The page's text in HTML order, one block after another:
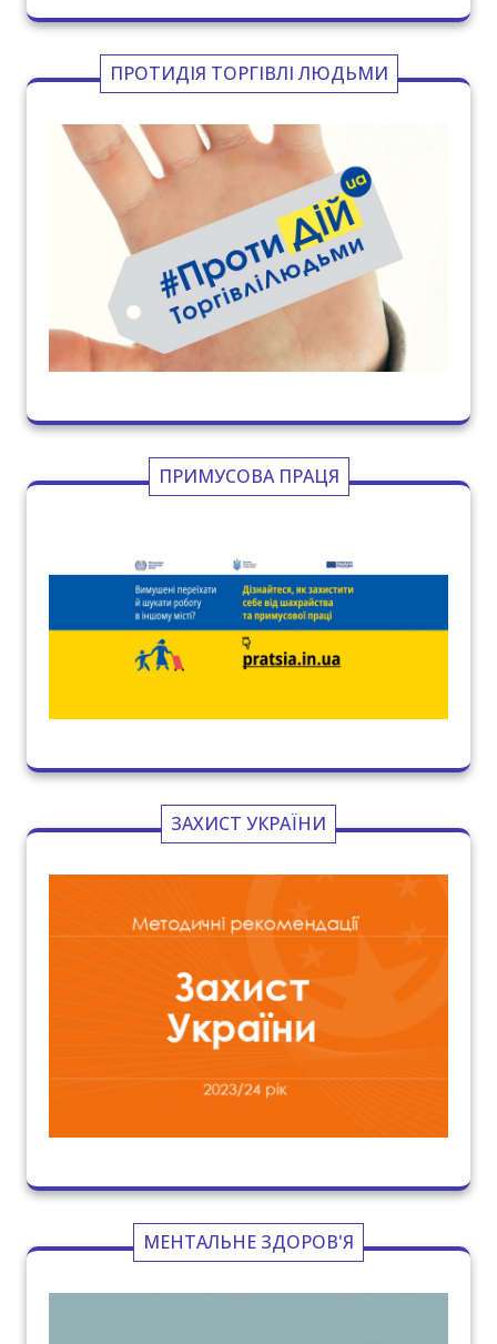
ПРОТИДІЯ ТОРГІВЛІ ЛЮДЬМИ
ПРИМУСОВА ПРАЦЯ
ЗАХИСТ УКРАЇНИ
МЕНТАЛЬНЕ ЗДОРОВ'Я